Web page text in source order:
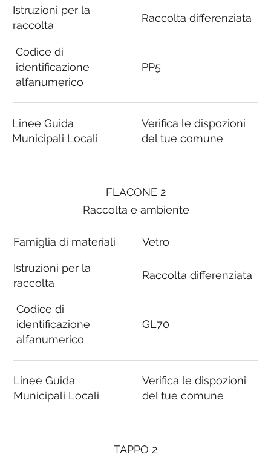
FLACONE 2
Raccolta e ambiente
Famiglia di materiali
Istruzioni per la
raccolta
Codice di
identificazione
alfanumerico
Linee Guida
Municipali Locali
Vetro
Raccolta differenziata
GL70
Verifica le dispozioni
del tue comune
Istruzioni per la
raccolta
Codice di
identificazione
alfanumerico
Linee Guida
Municipali Locali
Raccolta differenziata
PP5
Verifica le dispozioni
del tue comune
TAPPO 2